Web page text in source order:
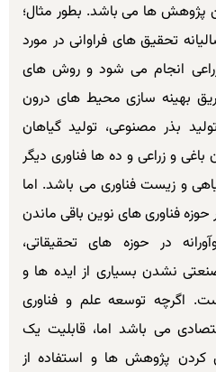
پژوهش ها می باشد. بطور مثال؛
تحقیق های فراوانی در مورد
انجام می شود و روش های
بهینه سازی محیط های درون
بذر مصنوعی، تولید گیاهان
باغی و زراعی و ده ها فناوری دیگر
و زیست فناوری می باشد. اما
فناوری ‌های نوین باقی ماندن
در حوزه‌ های تحقیقاتی،
نشدن بسیاری از ایده‌ ها و
اگرچه توسعه علم و فناوری
می باشد اما، قابلیت یک
کردن پژوهش ‌ها و استفاده از